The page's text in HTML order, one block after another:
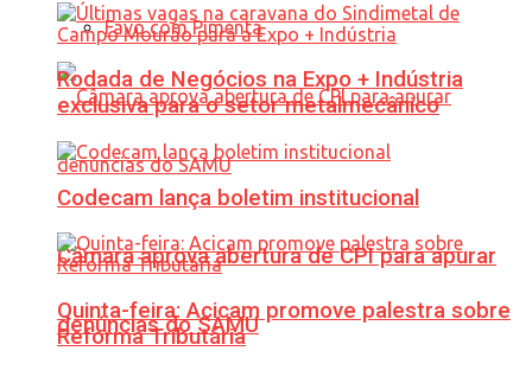
Favo com Pimenta
Câmara aprova abertura de CPI para apurar
denúncias do SAMU
Rodada de Negócios na Expo + Indústria
exclusiva para o setor metalmecânico
Codecam lança boletim institucional
Quinta-feira: Acicam promove palestra sobre
Reforma Tributária